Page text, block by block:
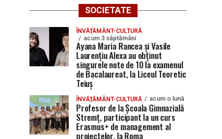
SOCIETATE
ÎNVĂȚĂMÂNT-CULTURĂ
acum 3 săptămâni
Ayana Maria Rancea și Vasile
Laurențiu Alexa au obținut
singurele note de 10 la examenul
de Bacalaureat, la Liceul Teoretic
Teiuș
ÎNVĂȚĂMÂNT-CULTURĂ acum o lună
Profesor de la Școala Gimnazială
Stremț, participant la un curs
Erasmus+ de management al
proiectelor, la Roma